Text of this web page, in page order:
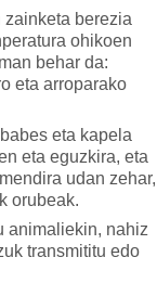
zainketa berezia
ohikoen
behar da:
eta arroparako
eta kapela
eta eguzkira, eta
udan zehar,
orubeak.
animaliekin, nahiz
transmititu edo